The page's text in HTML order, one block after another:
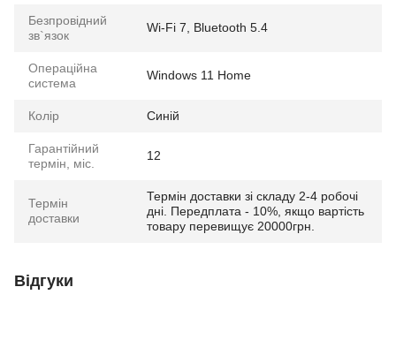
Безпровідний
зв`язок
Wi-Fi 7, Bluetooth 5.4
Операційна
система
Windows 11 Home
Колір Синій
Гарантійний
термін, міс.
12
Термін
доставки
Термін доставки зі складу 2-4 робочі
дні. Передплата - 10%, якщо вартість
товару перевищує 20000грн.
Відгуки